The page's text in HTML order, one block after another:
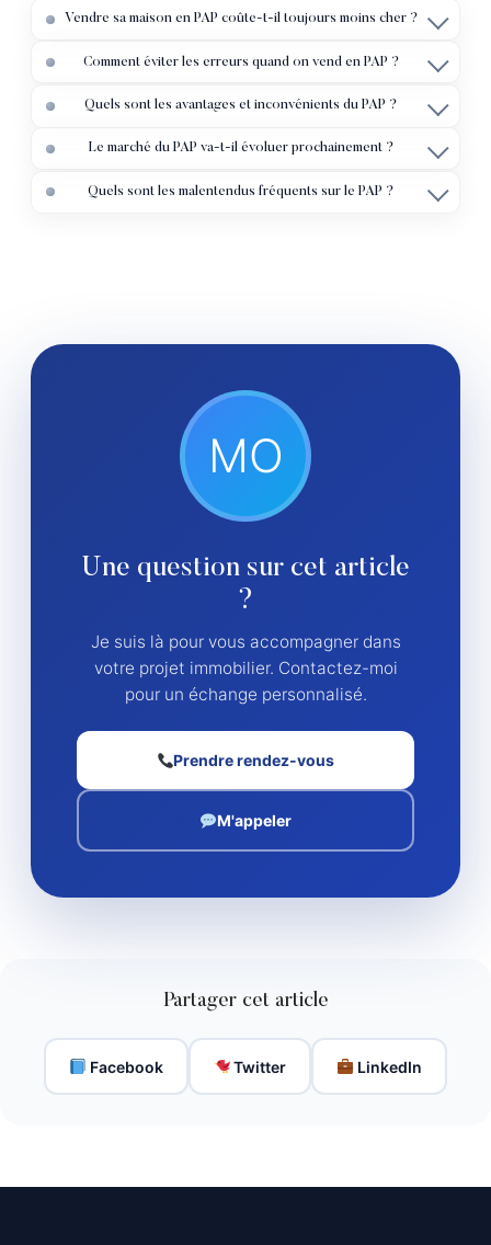
Vendre sa maison en PAP coûte-t-il toujours moins cher ?
Comment éviter les erreurs quand on vend en PAP ?
Quels sont les avantages et inconvénients du PAP ?
Le marché du PAP va-t-il évoluer prochainement ?
Quels sont les malentendus fréquents sur le PAP ?
MO
Une question sur cet article
?
Je suis là pour vous accompagner dans
votre projet immobilier. Contactez-moi
pour un échange personnalisé.
Prendre rendez-vous
M'appeler
Partager cet article
Facebook Twitter LinkedIn